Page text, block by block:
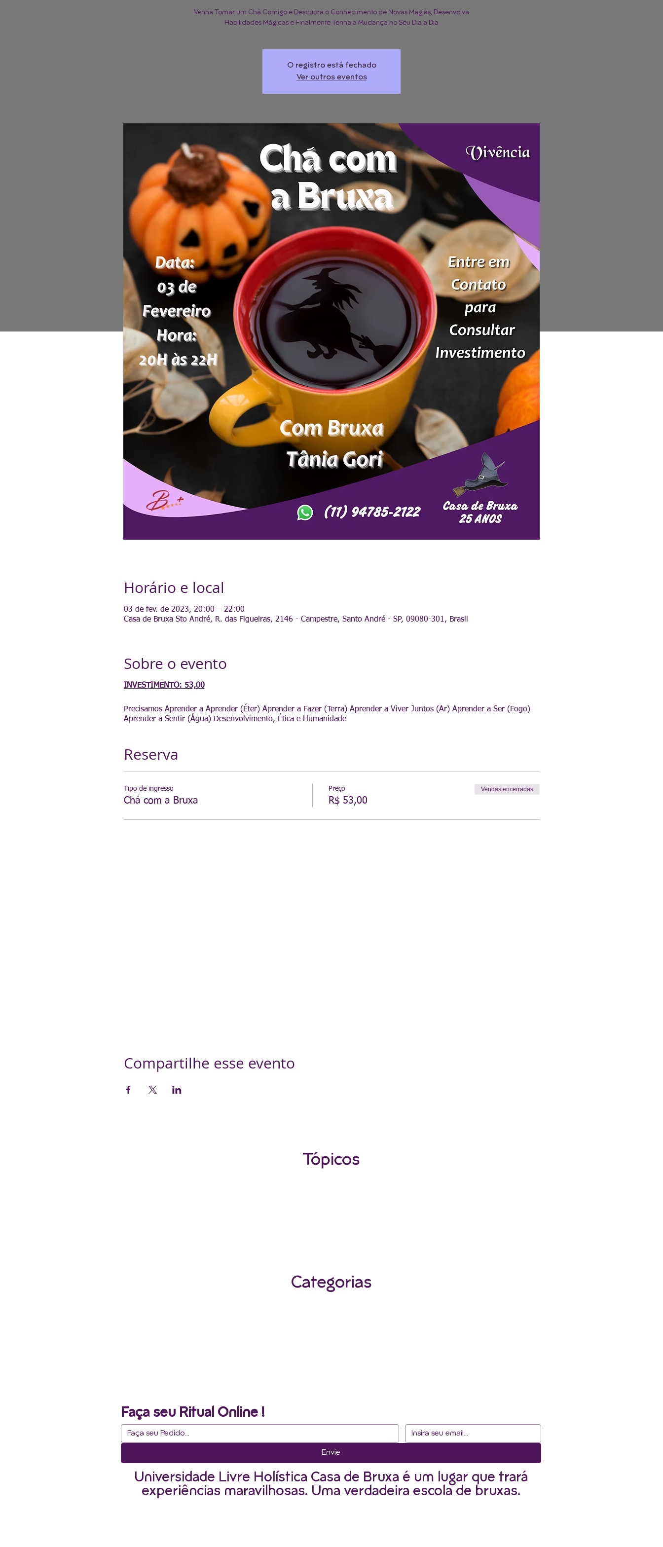
Venha Tomar um Chá Comigo e Descubra o Conhecimento de Novas Magias, Desenvolva
Habilidades Mágicas e Finalmente Tenha a Mudança no Seu Dia a Dia
O registro está fechado
Ver outros eventos
Horário e local
03 de fev. de 2023, 20:00 – 22:00
Casa de Bruxa Sto André, R. das Figueiras, 2146 - Campestre, Santo André - SP, 09080-301, Brasil
Sobre o evento
INVESTIMENTO: 53,00
Precisamos Aprender a Aprender (Éter) Aprender a Fazer (Terra) Aprender a Viver Juntos (Ar) Aprender a Ser (Fogo)
Aprender a Sentir (Água) Desenvolvimento, Ética e Humanidade
Reserva
Tipo de ingresso
Chá com a Bruxa
Preço
R$ 53,00
Vendas encerradas
Compartilhe esse evento
Tópicos
Categorias
Faça seu Ritual Online !
Envie
Universidade Livre Holística Casa de Bruxa é um lugar que trará
experiências maravilhosas. Uma verdadeira escola de bruxas.